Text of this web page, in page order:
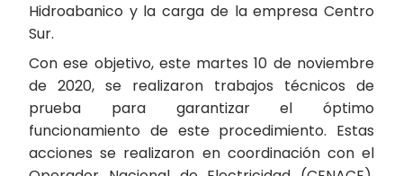
Hidroabanico y la carga de la empresa Centro
Sur.
Con ese objetivo, este martes 10 de noviembre
de 2020, se realizaron trabajos técnicos de
prueba para garantizar el óptimo
funcionamiento de este procedimiento. Estas
acciones se realizaron en coordinación con el